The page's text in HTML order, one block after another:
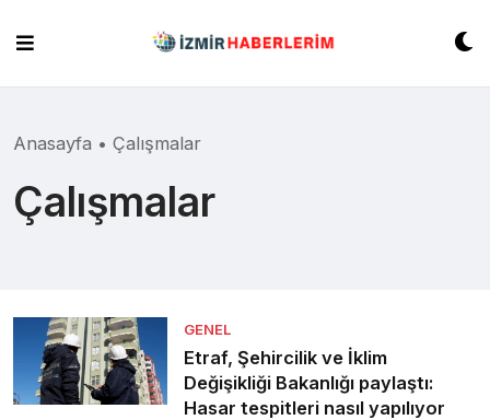
content
Anasayfa • Çalışmalar
Çalışmalar
GENEL
Etraf, Şehircilik ve İklim
Değişikliği Bakanlığı paylaştı:
Hasar tespitleri nasıl yapılıyor